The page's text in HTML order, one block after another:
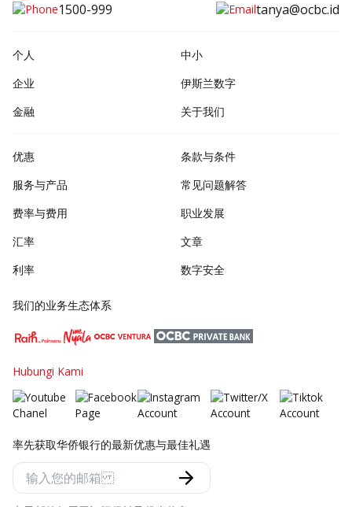
1500-999 tanya@ocbc.id
个人
中小
企业
伊斯兰数字
金融
关于我们
优惠
服务与产品
费率与费用
汇率
利率
条款与条件
常见问题解答
职业发展
文章
数字安全
我们的业务生态体系
Hubungi Kami
率先获取华侨银行的最新优惠与最佳礼遇